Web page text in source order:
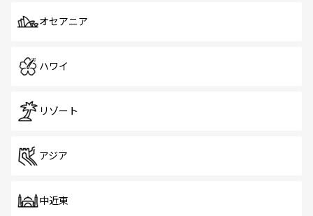
オセアニア
ハワイ
リゾート
アジア
中近東